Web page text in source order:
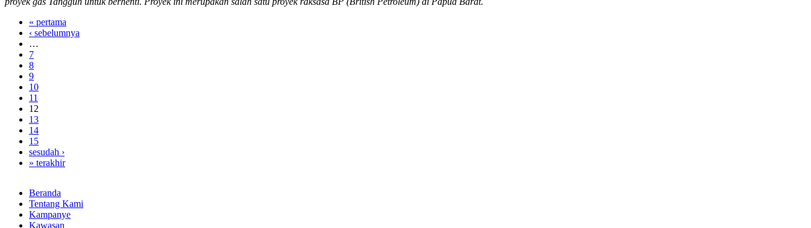
« pertama
‹ sebelumnya
…
7
8
9
10
11
12
13
14
15
sesudah ›
» terakhir
Beranda
Tentang Kami
Kampanye
Kawasan